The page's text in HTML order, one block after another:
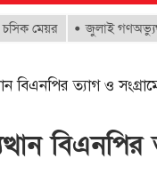
জুলাই গণঅভ্যুত্থান
বিএনপির ত্যাগ ও
বিএনপির